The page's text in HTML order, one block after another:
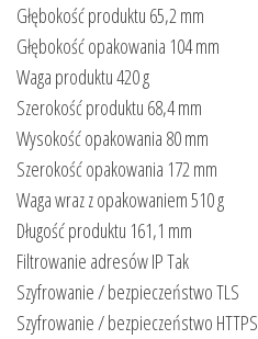
Głębokość produktu 65,2 mm
Głębokość opakowania 104 mm
Waga produktu 420 g
Szerokość produktu 68,4 mm
Wysokość opakowania 80 mm
Szerokość opakowania 172 mm
Waga wraz z opakowaniem 510 g
Długość produktu 161,1 mm
Filtrowanie adresów IP Tak
Szyfrowanie / bezpieczeństwo TLS
Szyfrowanie / bezpieczeństwo HTTPS